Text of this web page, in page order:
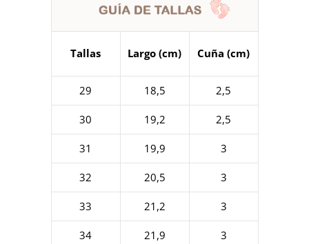
Tallas Largo (cm) Cuña (cm)
29 18,5 2,5
30 19,2 2,5
31 19,9 3
32 20,5 3
33 21,2 3
34 21,9 3